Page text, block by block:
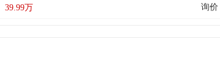
39.99万 询价